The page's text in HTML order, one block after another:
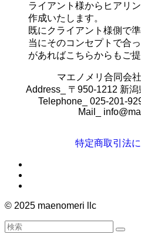
ライアント様からヒアリ
作成いたします。
既にクライアント様側で
当にそのコンセプトで合
があればこちらからもご
マエノメリ合同会
Address_ 〒950-1212 新
Telephone_ 025-201-
Mail_
特定商取引法
© 2025 maenomeri llc